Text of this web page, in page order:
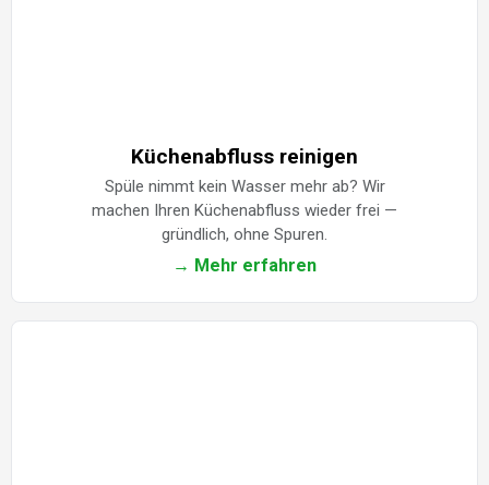
Küchenabfluss reinigen
Spüle nimmt kein Wasser mehr ab? Wir
machen Ihren Küchenabfluss wieder frei —
gründlich, ohne Spuren.
→ Mehr erfahren